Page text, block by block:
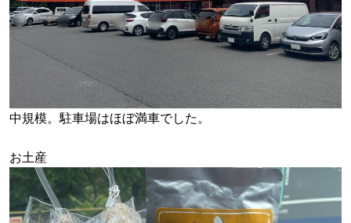
中規模。駐車場はほぼ満車でした。
お土産